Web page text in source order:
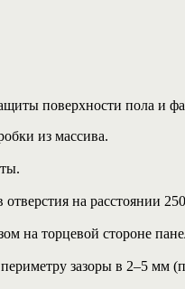
поверхности пола и
из массива.
на расстоянии
на торцевой стороне
зазоры в 2–5 мм